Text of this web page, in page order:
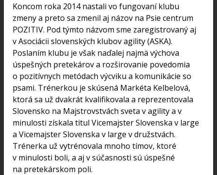
Koncom roka 2014 nastali vo fungovaní klubu
zmeny a preto sa zmenil aj názov na Psie centrum
POZITIV. Pod týmto názvom sme zaregistrovaný aj
v Asociácii slovenských klubov agility (ASKA).
Poslaním klubu je však naďalej najmä výchova
úspešných pretekárov a rozširovanie povedomia
o pozitívnych metódach výcviku a komunikácie so
psami. Trénerkou je skúsená Markéta Kelbelová,
ktorá sa už dvakrát kvalifikovala a reprezentovala
Slovensko na Majstrovstvách sveta v agility a v
minulosti získala titul Vicemajster Slovenska v large
a Vicemajster Slovenska v large v družstvách.
Trénerka už vytrénovala mnoho tímov, ktoré
v minulosti boli, a aj v súčasnosti sú úspešné
na pretekárskom poli.